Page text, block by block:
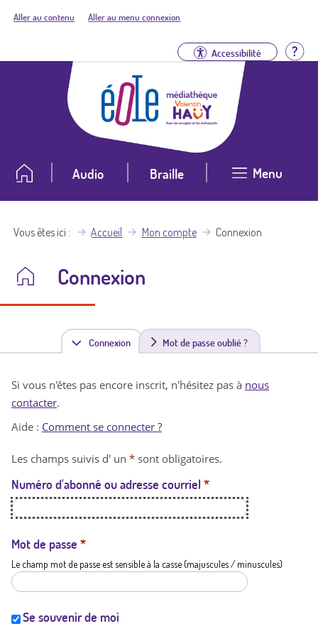
Aller au contenu Aller au menu connexion
Accessibilité
Audio Braille Menu
Vous êtes ici Accueil Mon compte Connexion
Connexion
Connexion(
n
t
a
t
i
Mot de passe oublié ?
Si vous n'êtes pas encore inscrit, n'hésitez pas à nous
contacter.
Aide : Comment se connecter ?
Les champs suivis d' un * sont obligatoires.
Numéro d'abonné ou adresse courriel *
Mot de passe *
Le champ mot de passe est sensible à la casse (majuscules / minuscules)
Se souvenir de moi